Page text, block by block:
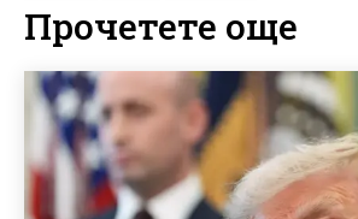
Прочетете още